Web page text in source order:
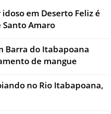
em Deserto Feliz é
Amaro
Barra do Itabapoana
de mangue
no Rio Itabapoana,